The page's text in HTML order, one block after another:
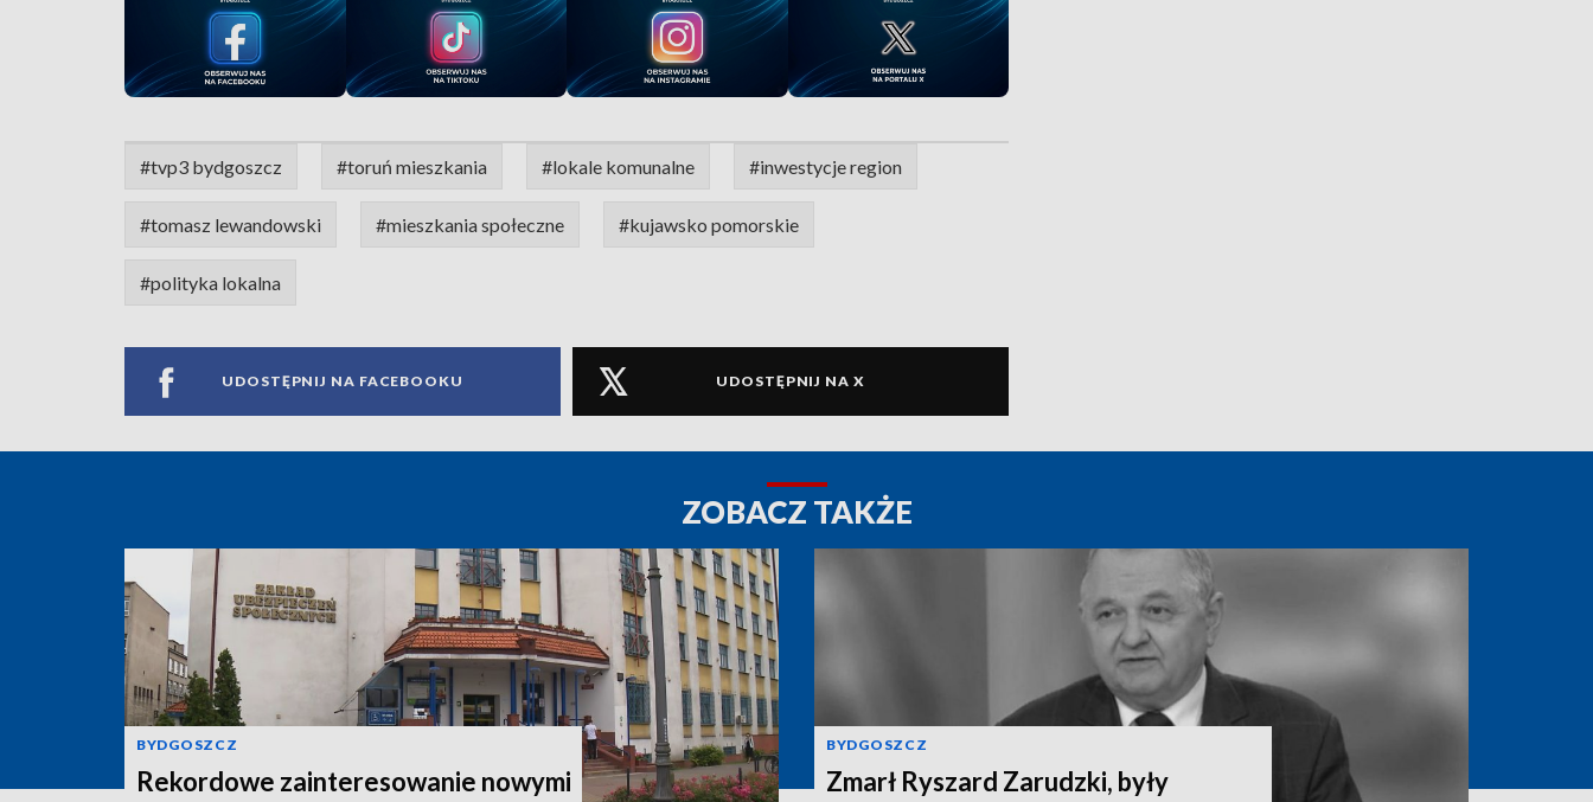
#tvp3 bydgoszcz #toruń mieszkania #lokale komunalne #inwestycje region
#tomasz lewandowski #mieszkania społeczne #kujawsko pomorskie
#polityka lokalna
UDOSTĘPNIJ NA FACEBOOKU UDOSTĘPNIJ NA X
ZOBACZ TAKŻE
BYDGOSZCZ
Rekordowe zainteresowanie nowymi
BYDGOSZCZ
Zmarł Ryszard Zarudzki, były